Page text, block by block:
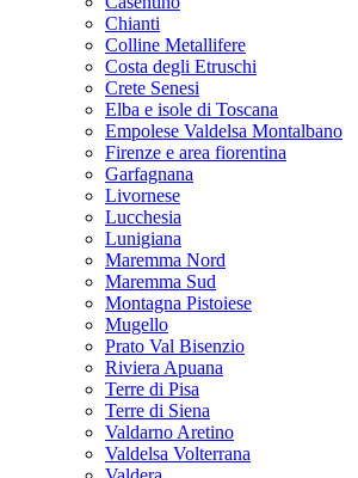
Chianti
Colline Metallifere
Costa degli Etruschi
Crete Senesi
Elba e isole di Toscana
Empolese Valdelsa Montalbano
Firenze e area fiorentina
Garfagnana
Livornese
Lucchesia
Lunigiana
Maremma Nord
Maremma Sud
Montagna Pistoiese
Mugello
Prato Val Bisenzio
Riviera Apuana
Terre di Pisa
Terre di Siena
Valdarno Aretino
Valdelsa Volterrana